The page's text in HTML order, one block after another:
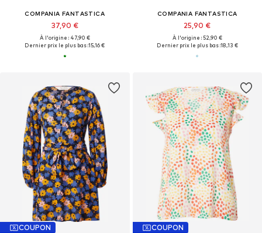
COMPANIA FANTASTICA
37,90 €
À l'origine : 47,90 €
Dernier prix le plus bas :15,16 €
COMPANIA FANTASTICA
25,90 €
À l'origine : 52,90 €
Dernier prix le plus bas :18,13 €
COUPON COUPON